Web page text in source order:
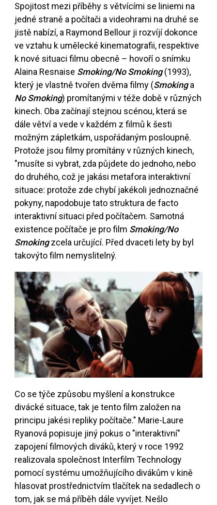
Spojitost mezi příběhy s větvícími se liniemi na
jedné straně a počítači a videohrami na druhé se
jistě nabízí, a Raymond Bellour ji rozvíjí dokonce
ve vztahu k umělecké kinematografii, respektive
k nové situaci filmu obecně – hovoří o snímku
Alaina Resnaise Smoking/No Smoking (1993),
který je vlastně tvořen dvěma filmy (Smokinga
No Smoking) promítanými v téže době v různých
kinech. Oba začínají stejnou scénou, která se
dále větví a vede v každém z filmů k šesti
možným zápletkám, uspořádaným posloupně.
Protože jsou filmy promítány v různých kinech,
"musíte si vybrat, zda půjdete do jednoho, nebo
do druhého, což je jakási metafora interaktivní
situace: protože zde chybí jakékoli jednoznačné
pokyny, napodobuje tato struktura de facto
interaktivní situaci před počítačem. Samotná
existence počítače je pro film Smoking/No
Smokingzcela určující. Před dvaceti lety by byl
takovýto film nemyslitelný.
Co se týče způsobu myšlení a konstrukce
divácké situace, tak je tento film založen na
principu jakési repliky počítače." Marie-Laure
Ryanová popisuje jiný pokus o "interaktivní"
zapojení filmových diváků, který v roce 1992
realizovala společnost Interfilm Technology
pomocí systému umožňujícího divákům v kině
hlasovat prostřednictvím tlačítek na sedadlech o
tom, jak se má příběh dále vyvíjet. Nešlo